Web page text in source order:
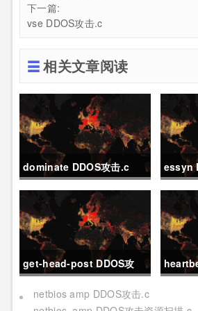
下一篇:
vse DDOS攻击.c
相关文章阅读
dominate DDOS攻击.c essyn
get-head-post DDOS攻
击.c
netbios amp DDOS攻击.c